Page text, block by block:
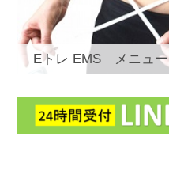
Eトレ EMS メニュー